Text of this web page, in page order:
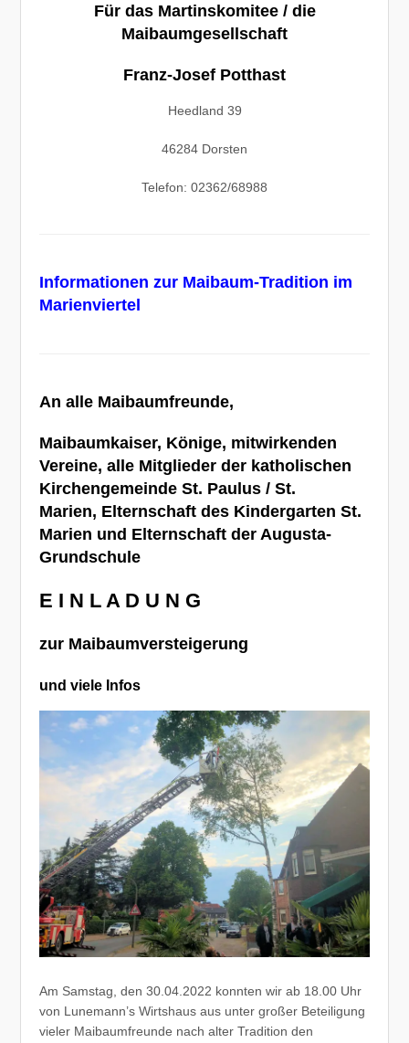
Für das Martinskomitee / die
Maibaumgesellschaft
Franz-Josef Potthast
Heedland 39
46284 Dorsten
Telefon: 02362/68988
Informationen zur Maibaum-Tradition im
Marienviertel
An alle Maibaumfreunde,
Maibaumkaiser, Könige, mitwirkenden
Vereine, alle Mitglieder der katholischen
Kirchengemeinde St. Paulus / St.
Marien, Elternschaft des Kindergarten St.
Marien und Elternschaft der Augusta-
Grundschule
E I N L A D U N G
zur Maibaumversteigerung
und viele Infos
Am Samstag, den 30.04.2022 konnten wir ab 18.00 Uhr
von Lunemann’s Wirtshaus aus unter großer Beteiligung
vieler Maibaumfreunde nach alter Tradition den